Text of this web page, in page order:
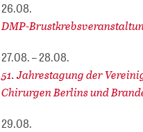
26.08.
DMP-
27.08. – 28.08.
51. Jahrestagung der
Chirurgen Berlins und
29.08.